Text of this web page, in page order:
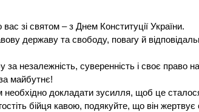
зі святом – з Днем Конституції України.
державу та свободу, повагу й
за незалежність, суверенність і своє
майбутнє!
необхідно докладати зусилля, щоб це
бійця кавою, подякуйте, що він